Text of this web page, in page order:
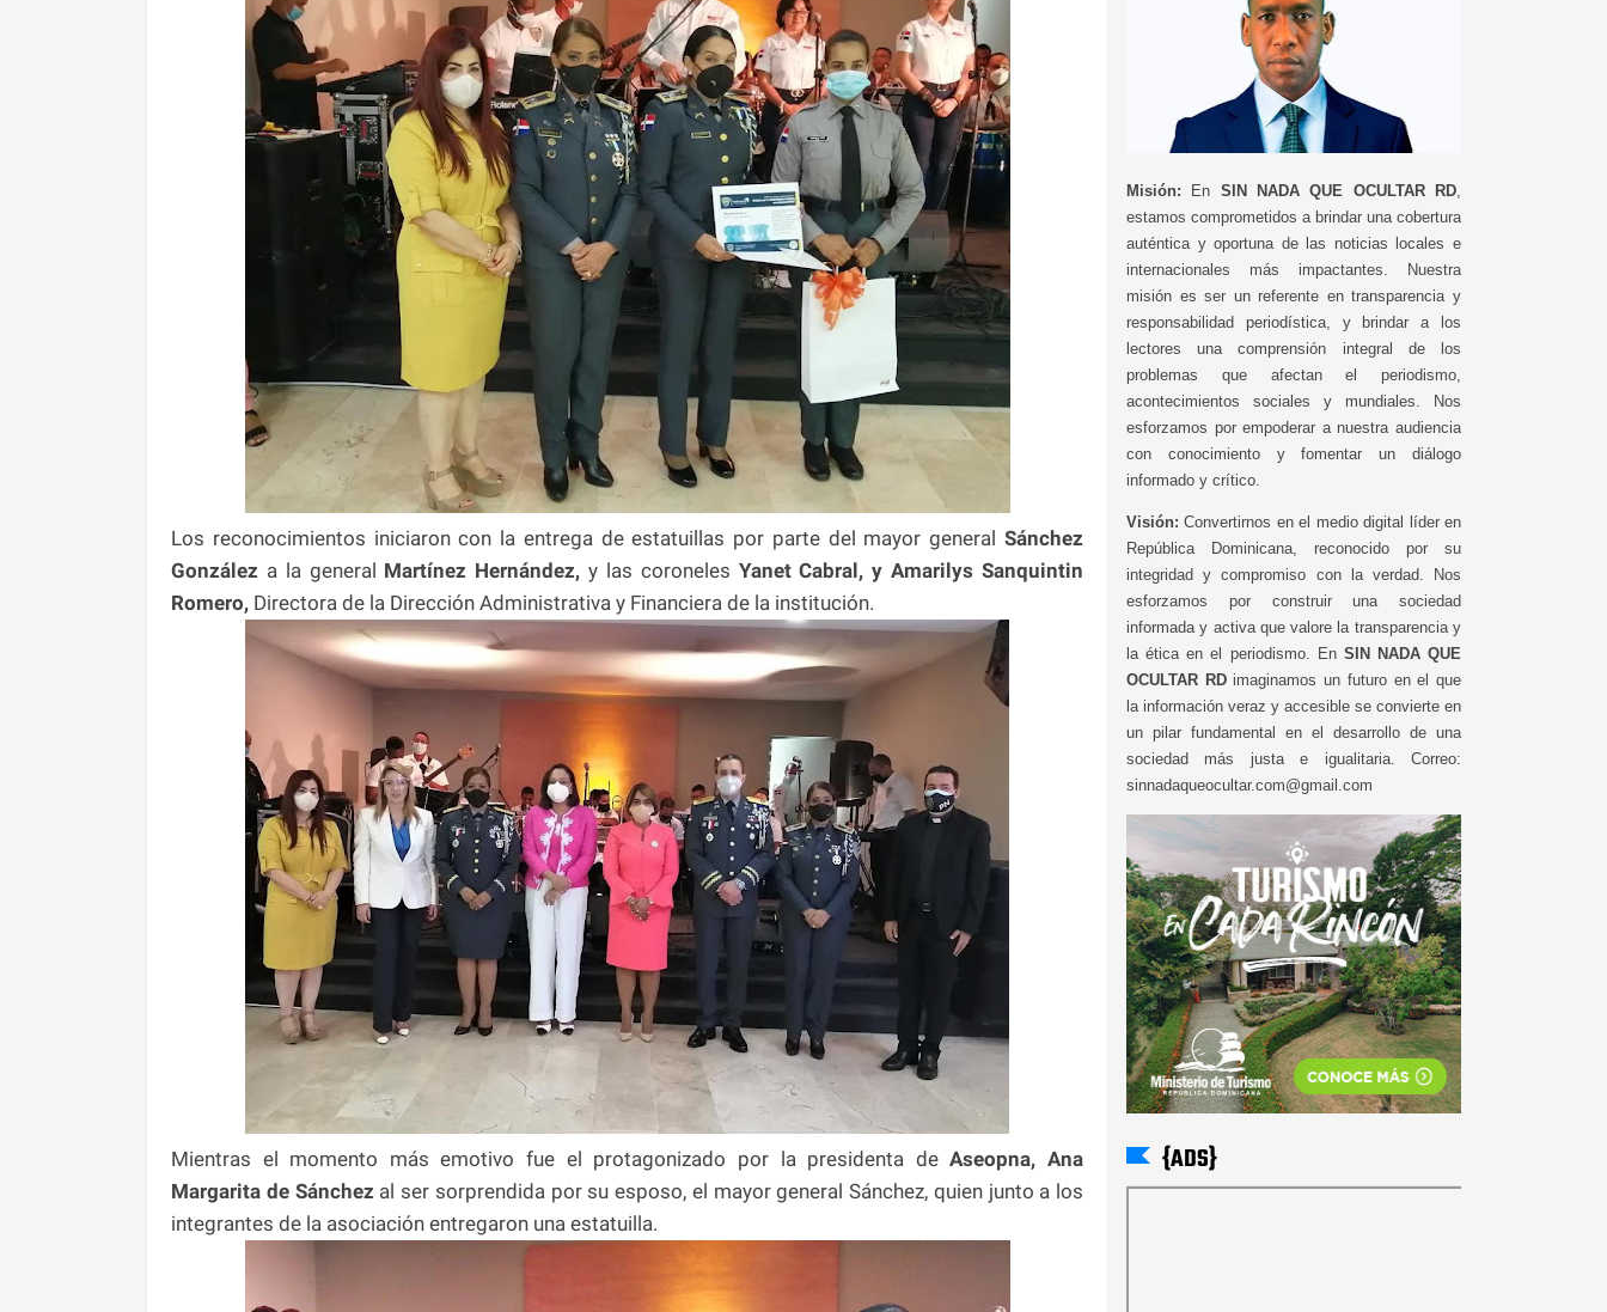
Los reconocimientos iniciaron con la entrega de estatuillas por parte del mayor general Sánchez
González a la general Martínez Hernández, y las coroneles Yanet Cabral, y Amarilys Sanquintin
Romero, Directora de la Dirección Administrativa y Financiera de la institución.
Mientras el momento más emotivo fue el protagonizado por la presidenta deAseopna, Ana
Margarita de Sánchez al ser sorprendida por su esposo, el mayor general Sánchez, quien junto a los
integrantes de la asociación entregaron una estatuilla.
Misión: En SIN NADA QUE OCULTAR RD
estamos comprometidos a brindar una cobertura
auténtica y oportuna de las noticias locales e
internacionales más impactantes. Nuestra
misión es ser un referente en transparencia y
responsabilidad periodística, y brindar a los
lectores una comprensión integral de los
problemas que afectan el periodismo,
acontecimientos sociales y mundiales. Nos
esforzamos por empoderar a nuestra audiencia
con conocimiento y fomentar un diálogo
informado y crítico.
Visión: Convertirnos en el medio digital líder en
República Dominicana, reconocido por su
integridad y compromiso con la verdad. Nos
esforzamos por construir una sociedad
informada y activa que valore la transparencia y
la ética en el periodismo. En SIN NADA QUE
OCULTAR RDimaginamos un futuro en el que
la información veraz y accesible se convierte en
un pilar fundamental en el desarrollo de una
sociedad más justa e igualitaria. Correo:
sinnadaqueocultar.com@gmail.com
{ADS}